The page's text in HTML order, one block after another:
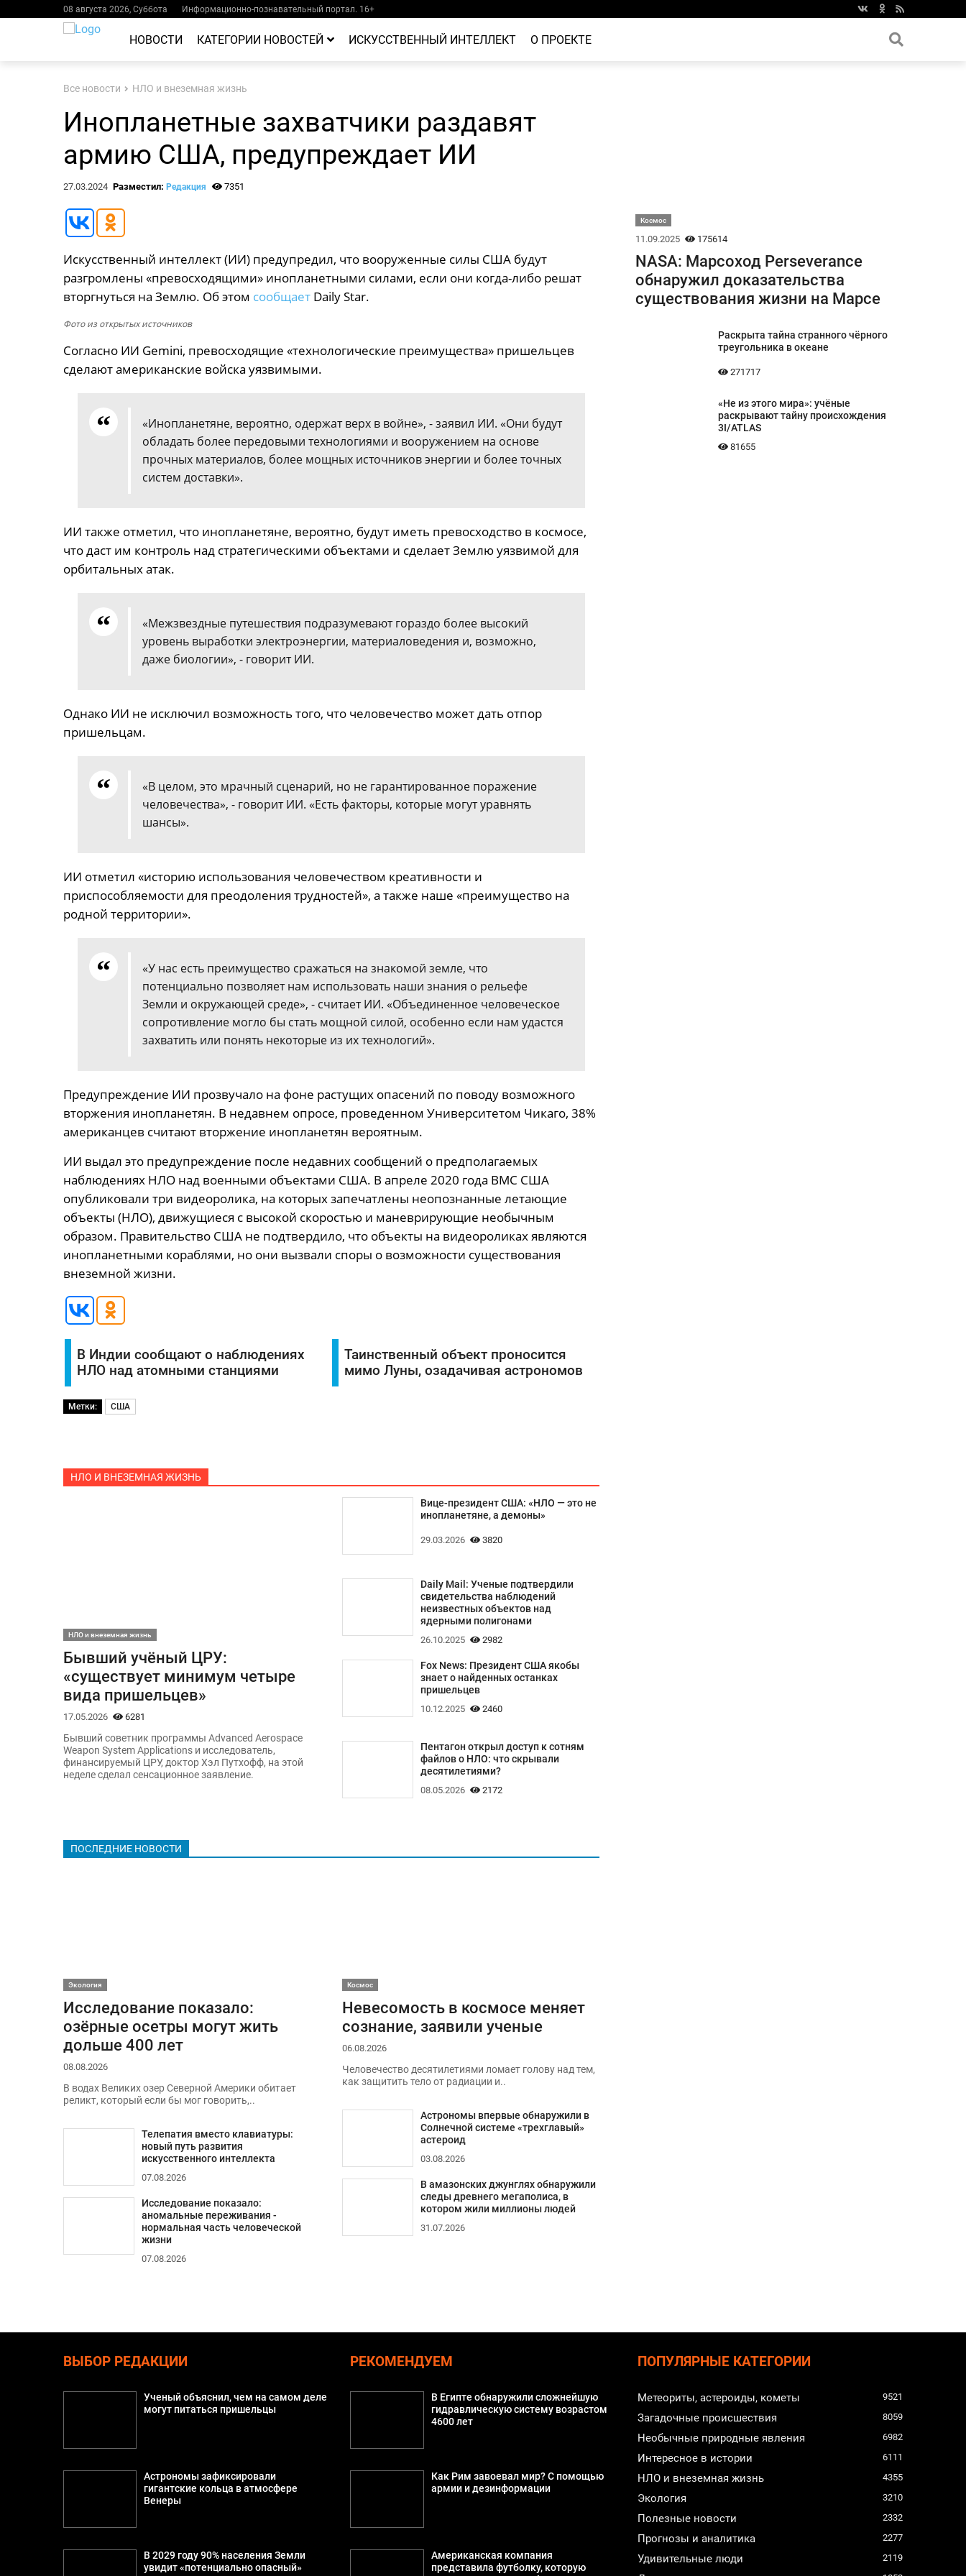
08 августа 2026, Суббота Информационно-познавательный портал. 16+
НОВОСТИ КАТЕГОРИИ НОВОСТЕЙ ИСКУССТВЕННЫЙ ИНТЕЛЛЕКТ О ПРОЕКТЕ
Все новости НЛО и внеземная жизнь
Инопланетные захватчики раздавят
армию США, предупреждает ИИ
27.03.2024 Разместил: Редакция 7351
Искусственный интеллект (ИИ) предупредил, что вооруженные силы США будут
разгромлены «превосходящими» инопланетными силами, если они когда-либо решат
вторгнуться на Землю. Об этом сообщаетDaily Star.
Фото из открытых источников
Согласно ИИ Gemini, превосходящие «технологические преимущества» пришельцев
сделают американские войска уязвимыми.
«Инопланетяне, вероятно, одержат верх в войне», - заявил ИИ. «Они будут
обладать более передовыми технологиями и вооружением на основе
прочных материалов, более мощных источников энергии и более точных
систем доставки».
ИИ также отметил, что инопланетяне, вероятно, будут иметь превосходство в космосе,
что даст им контроль над стратегическими объектами и сделает Землю уязвимой для
орбитальных атак.
«Межзвездные путешествия подразумевают гораздо более высокий
уровень выработки электроэнергии, материаловедения и, возможно,
даже биологии», - говорит ИИ.
Однако ИИ не исключил возможность того, что человечество может дать отпор
пришельцам.
«В целом, это мрачный сценарий, но не гарантированное поражение
человечества», - говорит ИИ. «Есть факторы, которые могут уравнять
шансы».
ИИ отметил «историю использования человечеством креативности и
приспособляемости для преодоления трудностей», а также наше «преимущество на
родной территории».
«У нас есть преимущество сражаться на знакомой земле, что
потенциально позволяет нам использовать наши знания о рельефе
Земли и окружающей среде», - считает ИИ. «Объединенное человеческое
сопротивление могло бы стать мощной силой, особенно если нам удастся
захватить или понять некоторые из их технологий».
Предупреждение ИИ прозвучало на фоне растущих опасений по поводу возможного
вторжения инопланетян. В недавнем опросе, проведенном Университетом Чикаго, 38%
американцев считают вторжение инопланетян вероятным.
ИИ выдал это предупреждение после недавних сообщений о предполагаемых
наблюдениях НЛО над военными объектами США. В апреле 2020 года ВМС США
опубликовали три видеоролика, на которых запечатлены неопознанные летающие
объекты (НЛО), движущиеся с высокой скоростью и маневрирующие необычным
образом. Правительство США не подтвердило, что объекты на видеороликах являются
инопланетными кораблями, но они вызвали споры о возможности существования
внеземной жизни.
В Индии сообщают о наблюдениях
НЛО над атомными станциями
Таинственный объект проносится
мимо Луны, озадачивая астрономов
Метки: США
НЛО И ВНЕЗЕМНАЯ ЖИЗНЬ
НЛО и внеземная жизнь
Бывший учёный ЦРУ:
«существует минимум четыре
вида пришельцев»
17.05.2026 6281
Бывший советник программы Advanced Aerospace
Weapon System Applications и исследователь,
финансируемый ЦРУ, доктор Хэл Путхофф, на этой
неделе сделал сенсационное заявление.
Вице-президент США: «НЛО — это не
инопланетяне, а демоны»
29.03.2026 3820
Daily Mail: Ученые подтвердили
свидетельства наблюдений
неизвестных объектов над
ядерными полигонами
26.10.2025 2982
Fox News: Президент США якобы
знает о найденных останках
пришельцев
10.12.2025 2460
Пентагон открыл доступ к сотням
файлов о НЛО: что скрывали
десятилетиями?
08.05.2026 2172
ПОСЛЕДНИЕ НОВОСТИ
Экология
Исследование показало:
озёрные осетры могут жить
дольше 400 лет
08.08.2026
В водах Великих озер Северной Америки обитает
реликт, который если бы мог говорить,..
Телепатия вместо клавиатуры:
новый путь развития
искусственного интеллекта
07.08.2026
Исследование показало:
аномальные переживания -
нормальная часть человеческой
жизни
07.08.2026
Космос
Невесомость в космосе меняет
сознание, заявили ученые
06.08.2026
Человечество десятилетиями ломает голову над тем,
как защитить тело от радиации и..
Астрономы впервые обнаружили в
Солнечной системе «трехглавый»
астероид
03.08.2026
В амазонских джунглях обнаружили
следы древнего мегаполиса, в
котором жили миллионы людей
31.07.2026
Космос
11.09.2025 175614
NASA: Марсоход Perseverance
обнаружил доказательства
существования жизни на Марсе
Раскрыта тайна странного чёрного
треугольника в океане
271717
«Не из этого мира»: учёные
раскрывают тайну происхождения
3I/ATLAS
81655
ВЫБОР РЕДАКЦИИ
Ученый объяснил, чем на самом деле
могут питаться пришельцы
Астрономы зафиксировали
гигантские кольца в атмосфере
Венеры
В 2029 году 90% населения Земли
увидит «потенциально опасный»
РЕКОМЕНДУЕМ
В Египте обнаружили сложнейшую
гидравлическую систему возрастом
4600 лет
Как Рим завоевал мир? С помощью
армии и дезинформации
Американская компания
представила футболку, которую
ПОПУЛЯРНЫЕ КАТЕГОРИИ
Метеориты, астероиды, кометы 9521
Загадочные происшествия 8059
Необычные природные явления 6982
Интересное в истории 6111
НЛО и внеземная жизнь 4355
Экология 3210
Полезные новости 2332
Прогнозы и аналитика 2277
Удивительные люди 2119